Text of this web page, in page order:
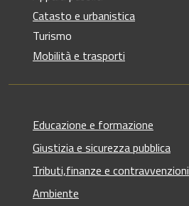
Catasto e urbanistica
Turismo
Mobilità e trasporti
Educazione e formazione
Giustizia e sicurezza pubblica
Tributi,finanze e contravvenzioni
Ambiente